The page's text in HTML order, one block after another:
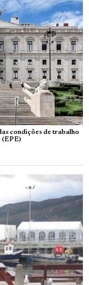
condições de trabalho
(EPE)